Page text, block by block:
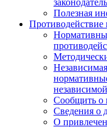
Полезная
Противодействие
Сообщить о
Сведения о
О